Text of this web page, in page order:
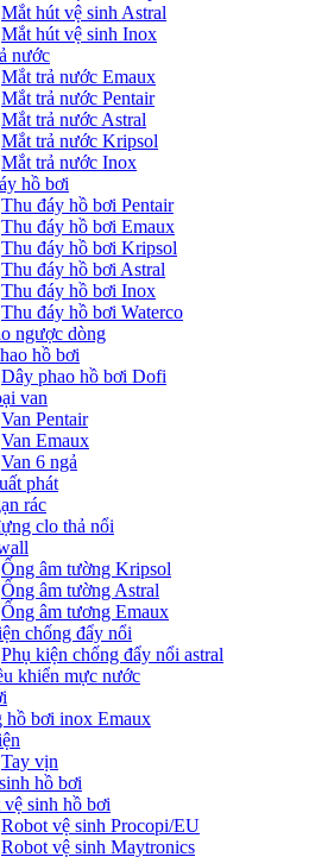
Mắt hút vệ sinh Astral
Mắt hút vệ sinh Inox
nước
Mắt trả nước Emaux
Mắt trả nước Pentair
Mắt trả nước Astral
Mắt trả nước Kripsol
Mắt trả nước Inox
hồ bơi
Thu đáy hồ bơi Pentair
Thu đáy hồ bơi Emaux
Thu đáy hồ bơi Kripsol
Thu đáy hồ bơi Astral
Thu đáy hồ bơi Inox
Thu đáy hồ bơi Waterco
ngược dòng
hồ bơi
Dây phao hồ bơi Dofi
van
Van Pentair
Van Emaux
Van 6 ngả
phát
rác
clo thả nổi
Ống âm tường Kripsol
Ống âm tường Astral
Ống âm tương Emaux
chống đẩy nổi
Phụ kiện chống đẩy nổi astral
khiển mực nước
hồ bơi inox Emaux
Tay vịn
hồ bơi
sinh hồ bơi
Robot vệ sinh Procopi/EU
Robot vệ sinh Maytronics